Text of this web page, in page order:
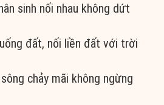
sinh nối nhau không dứt
đất, nối liền đất với trời
chảy mãi không ngừng